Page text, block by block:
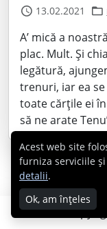
13.02.2021
A’ mică a
plac. Mult. Și
legătură,
trenuri, iar ea se
toate cărțile ei
să ne arate
Acest web site
furniza serviciile
detalii.
Ok, am înțeles